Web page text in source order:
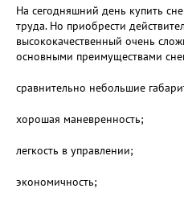
На сегодняшний день купить
труда. Но приобрести
высококачественный очень
основными преимуществами
сравнительно небольшие
хорошая маневренность;
легкость в управлении;
экономичность;